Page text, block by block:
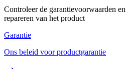
Controleer de garantievoorwaarden
repareren van het product
Garantie
Ons beleid voor productgarantie